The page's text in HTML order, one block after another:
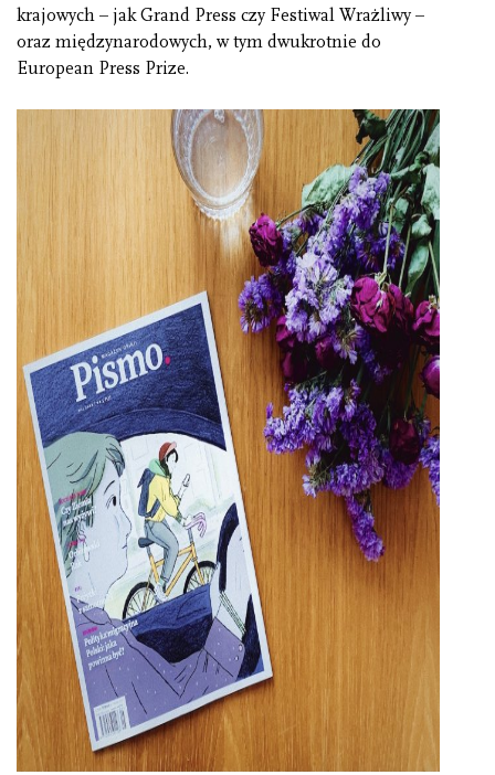
krajowych – jak Grand Press czy Festiwal Wrażliwy –
oraz międzynarodowych, w tym dwukrotnie do
European Press Prize.